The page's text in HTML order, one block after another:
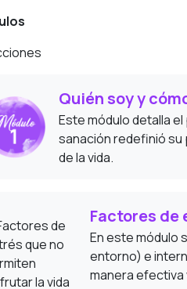
Quién soy y
Este módulo detalla
sanación redefinió
de la vida.
Factores de
En este módulo
entorno) e
manera